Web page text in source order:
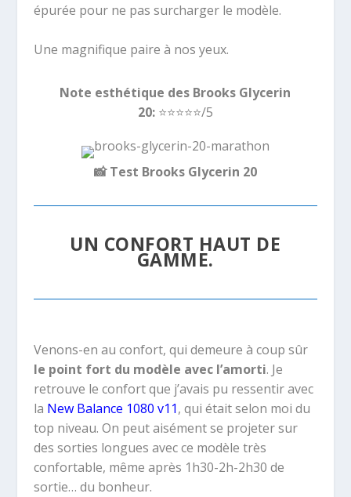
épurée pour ne pas surcharger le modèle.
Une magnifique paire à nos yeux.
Note esthétique des Brooks Glycerin
20: ⭐️⭐️⭐️⭐️⭐️/5
📸Test Brooks Glycerin 20
UN CONFORT HAUT DE
GAMME.
Venons-en au confort, qui demeure à coup sûr
le point fort du modèle avec l’amorti. Je
retrouve le confort que j’avais pu ressentir avec
la New Balance 1080 v11, qui était selon moi du
top niveau. On peut aisément se projeter sur
des sorties longues avec ce modèle très
confortable, même après 1h30-2h-2h30 de
sortie… du bonheur.